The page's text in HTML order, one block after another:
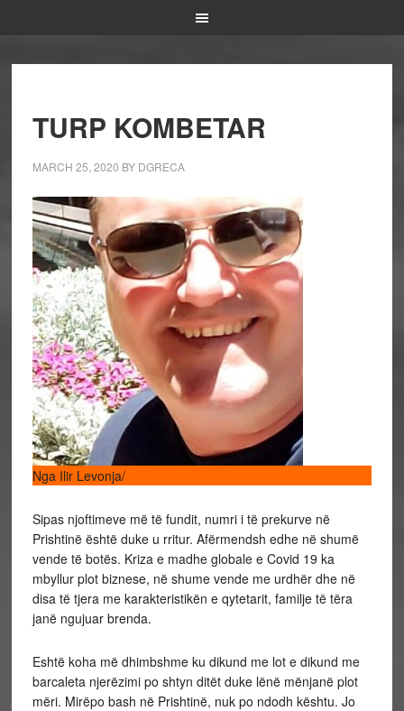
TURP KOMBETAR
MARCH 25, 2020 BY DGRECA
Nga Ilir Levonja/
Sipas njoftimeve më të fundit, numri i të prekurve në
Prishtinë është duke u rritur. Afërmendsh edhe në shumë
vende të botës. Kriza e madhe globale e Covid 19 ka
mbyllur plot biznese, në shume vende me urdhër dhe në
disa të tjera me karakteristikën e qytetarit, familje të tëra
janë ngujuar brenda.
Eshtë koha më dhimbshme ku dikund me lot e dikund me
barcaleta njerëzimi po shtyn ditët duke lënë mënjanë plot
mëri. Mirëpo bash në Prishtinë, nuk po ndodh kështu. Jo